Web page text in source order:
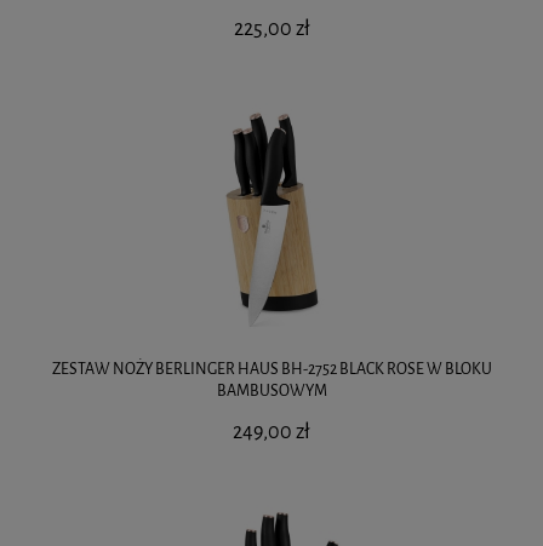
225,00 zł
ZESTAW NOŻY BERLINGER HAUS BH-2752 BLACK ROSE W BLOKU
BAMBUSOWYM
249,00 zł